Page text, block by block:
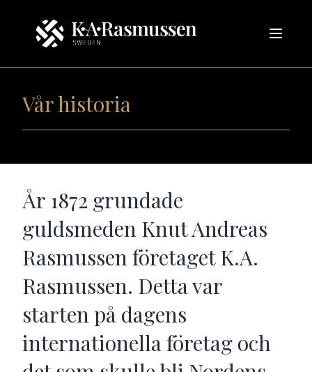
Vår historia
År 1872 grundade
guldsmeden Knut Andreas
Rasmussen företaget K.A.
Rasmussen. Detta var
starten på dagens
internationella företag och